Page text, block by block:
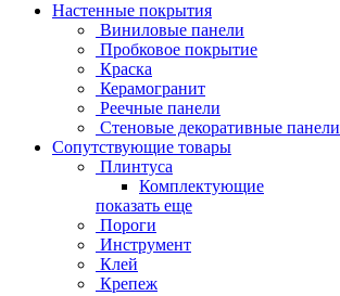
Настенные покрытия
Виниловые панели
Пробковое покрытие
Краска
Керамогранит
Реечные панели
Стеновые декоративные панели
Сопутствующие товары
Плинтуса
Комплектующие
показать еще
Пороги
Инструмент
Клей
Крепеж